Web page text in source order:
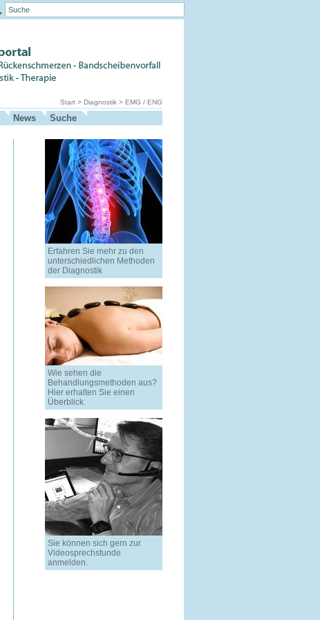
Start> Diagnostik> EMG / ENG
News Suche
Erfahren Sie mehr zu den
unterschiedlichen Methoden
der Diagnostik
Wie sehen die
Behandlungsmethoden aus?
Hier erhalten Sie einen
Überblick.
Sie können sich gern zur
Videosprechstunde
anmelden.